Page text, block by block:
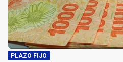
PLAZO FIJO